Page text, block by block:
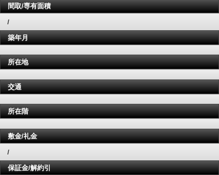
間取/専有面積
/
築年月
所在地
交通
所在階
敷金/礼金
/
保証金/解約引